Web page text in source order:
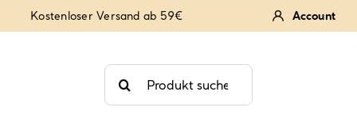
Inhalt
Kostenloser Versand ab 59€ Account
Suche
nach: